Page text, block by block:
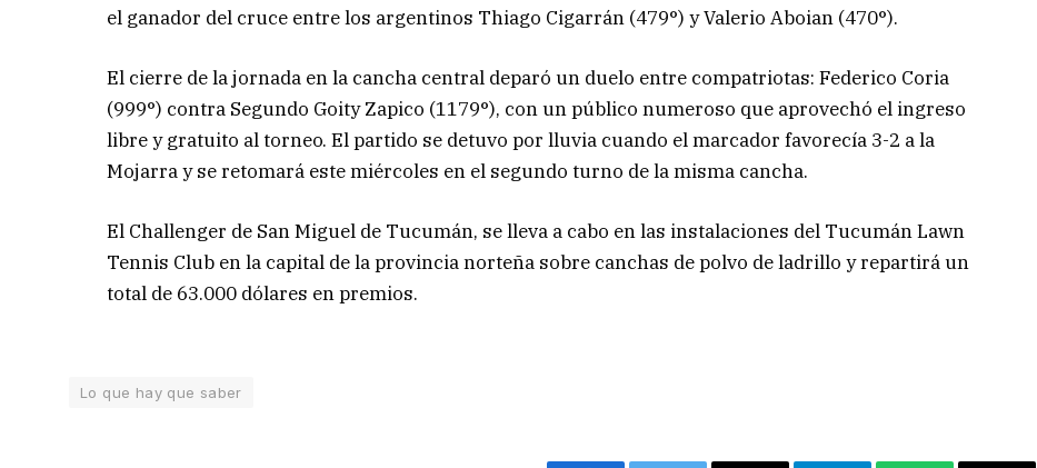
el ganador del cruce entre los argentinos Thiago Cigarrán (479°) y Valerio Aboian (470°).
El cierre de la jornada en la cancha central deparó un duelo entre compatriotas: Federico Coria
(999°) contra Segundo Goity Zapico (1179°), con un público numeroso que aprovechó el ingreso
libre y gratuito al torneo. El partido se detuvo por lluvia cuando el marcador favorecía 3-2 a la
Mojarra y se retomará este miércoles en el segundo turno de la misma cancha.
El Challenger de San Miguel de Tucumán, se lleva a cabo en las instalaciones del Tucumán Lawn
Tennis Club en la capital de la provincia norteña sobre canchas de polvo de ladrillo y repartirá un
total de 63.000 dólares en premios.
Lo que hay que saber